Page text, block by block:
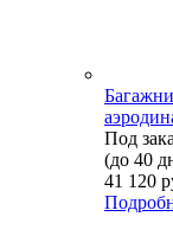
Под
(до 40
41 120